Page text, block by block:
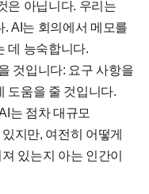
은 아닙니다. 우리는
AI는 회의에서 메모를
데 능숙합니다.
것입니다: 요구 사항을
도움을 줄 것입니다.
는 점차 대규모
지만, 여전히 어떻게
있는지 아는 인간이